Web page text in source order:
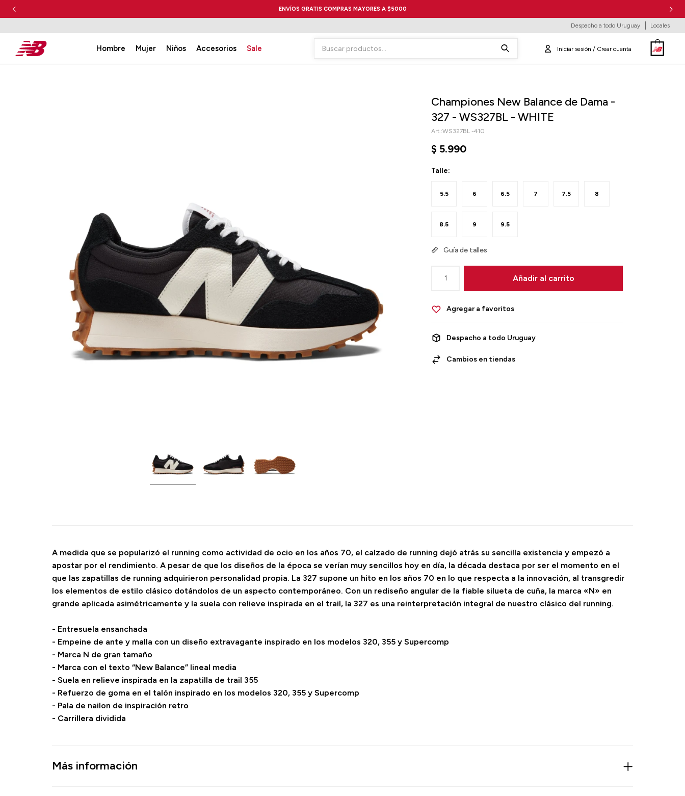
ENVÍOS GRATIS COMPRAS MAYORES A $5000
Hombre Mujer Niños Accesorios Sale
Despacho a todo Uruguay Locales
Championes New Balance de Dama -
327 - WS327BL - WHITE
WS327BL -410
$ 5.990
Talle:
5.5 6 6.5 7 7.5 8
8.5 9 9.5
Guía de talles
1 Añadir al carrito
Despacho a todo Uruguay
Cambios en tiendas
A medida que se popularizó el running como actividad de ocio en los años 70, el calzado de running dejó atrás su sencilla existencia y empezó a
apostar por el rendimiento. A pesar de que los diseños de la época se verían muy sencillos hoy en día, la década destaca por ser el momento en el
que las zapatillas de running adquirieron personalidad propia. La 327 supone un hito en los años 70 en lo que respecta a la innovación, al transgredir
los elementos de estilo clásico dotándolos de un aspecto contemporáneo. Con un rediseño angular de la fiable silueta de cuña, la marca «N» en
grande aplicada asimétricamente y la suela con relieve inspirada en el trail, la 327 es una reinterpretación integral de nuestro clásico del running.
- Entresuela ensanchada
- Empeine de ante y malla con un diseño extravagante inspirado en los modelos 320, 355 y Supercomp
- Marca N de gran tamaño
- Marca con el texto “New Balance” lineal media
- Suela en relieve inspirada en la zapatilla de trail 355
- Refuerzo de goma en el talón inspirado en los modelos 320, 355 y Supercomp
- Pala de nailon de inspiración retro
- Carrillera dividida
Más información